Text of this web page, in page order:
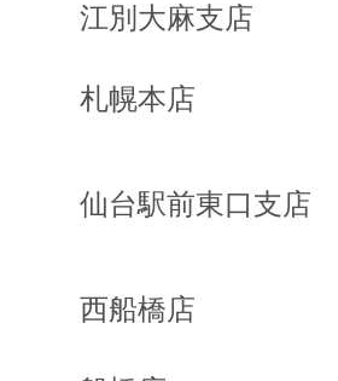
江別大麻支店
札幌本店
仙台駅前東口支店
西船橋店